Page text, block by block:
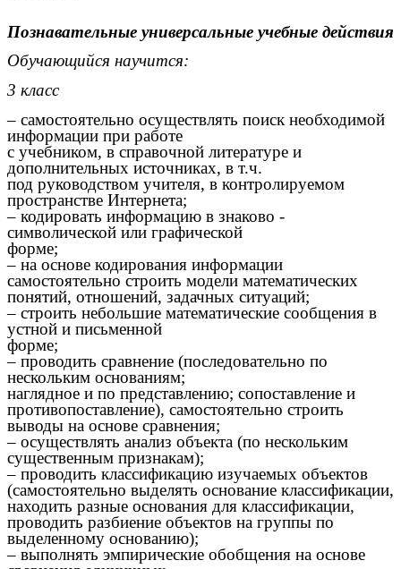
Познавательные универсальные учебные действия
Обучающийся научится:
3 класс
– самостоятельно осуществлять поиск необходимой
информации при работе
с учебником, в справочной литературе и
дополнительных источниках, в т.ч.
под руководством учителя, в контролируемом
пространстве Интернета;
– кодировать информацию в знаково -
символической или графической
форме;
– на основе кодирования информации
самостоятельно строить модели математических
понятий, отношений, задачных ситуаций;
– строить небольшие математические сообщения в
устной и письменной
форме;
– проводить сравнение (последовательно по
нескольким основаниям;
наглядное и по представлению; сопоставление и
противопоставление), самостоятельно строить
выводы на основе сравнения;
– осуществлять анализ объекта (по нескольким
существенным признакам);
– проводить классификацию изучаемых объектов
(самостоятельно выделять основание классификации,
находить разные основания для классификации,
проводить разбиение объектов на группы по
выделенному основанию);
– выполнять эмпирические обобщения на основе